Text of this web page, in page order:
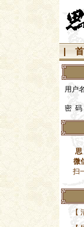
用户
密 码
思
微
扫
【